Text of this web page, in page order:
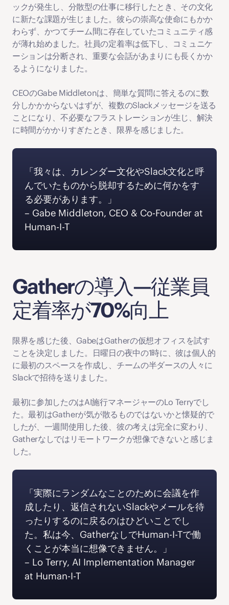
ックが発生し、分散型の仕事に移行したとき、その文化
に新たな課題が生じました。彼らの崇高な使命にもかか
わらず、かつてチーム間に存在していたコミュニティ感
が薄れ始めました。社員の定着率は低下し、コミュニケ
ーションは分断され、重要な会話があまりにも長くかか
るようになりました。
CEOのGabe Middletonは、簡単な質問に答えるのに数
分しかかからないはずが、複数のSlackメッセージを送る
ことになり、不必要なフラストレーションが生じ、解決
に時間がかかりすぎたとき、限界を感じました。
「我々は、カレンダー文化やSlack文化と呼
んでいたものから脱却するために何かをす
る必要があります。」
‍– Gabe Middleton, CEO & Co-Founder at
Human-I-T
Gatherの導入—従業員
定着率が70%向上
限界を感じた後、GabeはGatherの仮想オフィスを試す
ことを決定しました。日曜日の夜中の1時に、彼は個人的
に最初のスペースを作成し、チームの半ダースの人々に
Slackで招待を送りました。
最初に参加したのはAI施行マネージャーのLo Terryでし
た。最初はGatherが気が散るものではないかと懐疑的で
したが、一週間使用した後、彼の考えは完全に変わり、
Gatherなしではリモートワークが想像できないと感じま
した。
「実際にランダムなことのために会議を作
成したり、返信されないSlackやメールを待
ったりするのに戻るのはひどいことでし
た。私は今、GatherなしでHuman-I-Tで働
くことが本当に想像できません。」
– Lo Terry, AI Implementation Manager
at Human-I-T